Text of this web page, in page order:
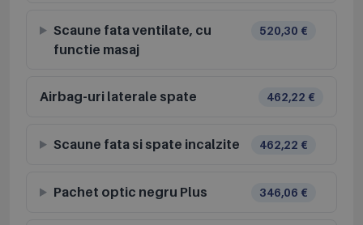
Scaune fata ventilate, cu
functie masaj
520,30 €
Airbag-uri laterale spate 462,22 €
Scaune fata si spate incalzite 462,22 €
Pachet optic negru Plus 346,06 €